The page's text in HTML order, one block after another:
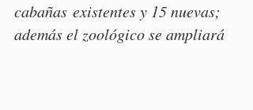
cabañas existentes y 15 nuevas;
además el zoológico se ampliará